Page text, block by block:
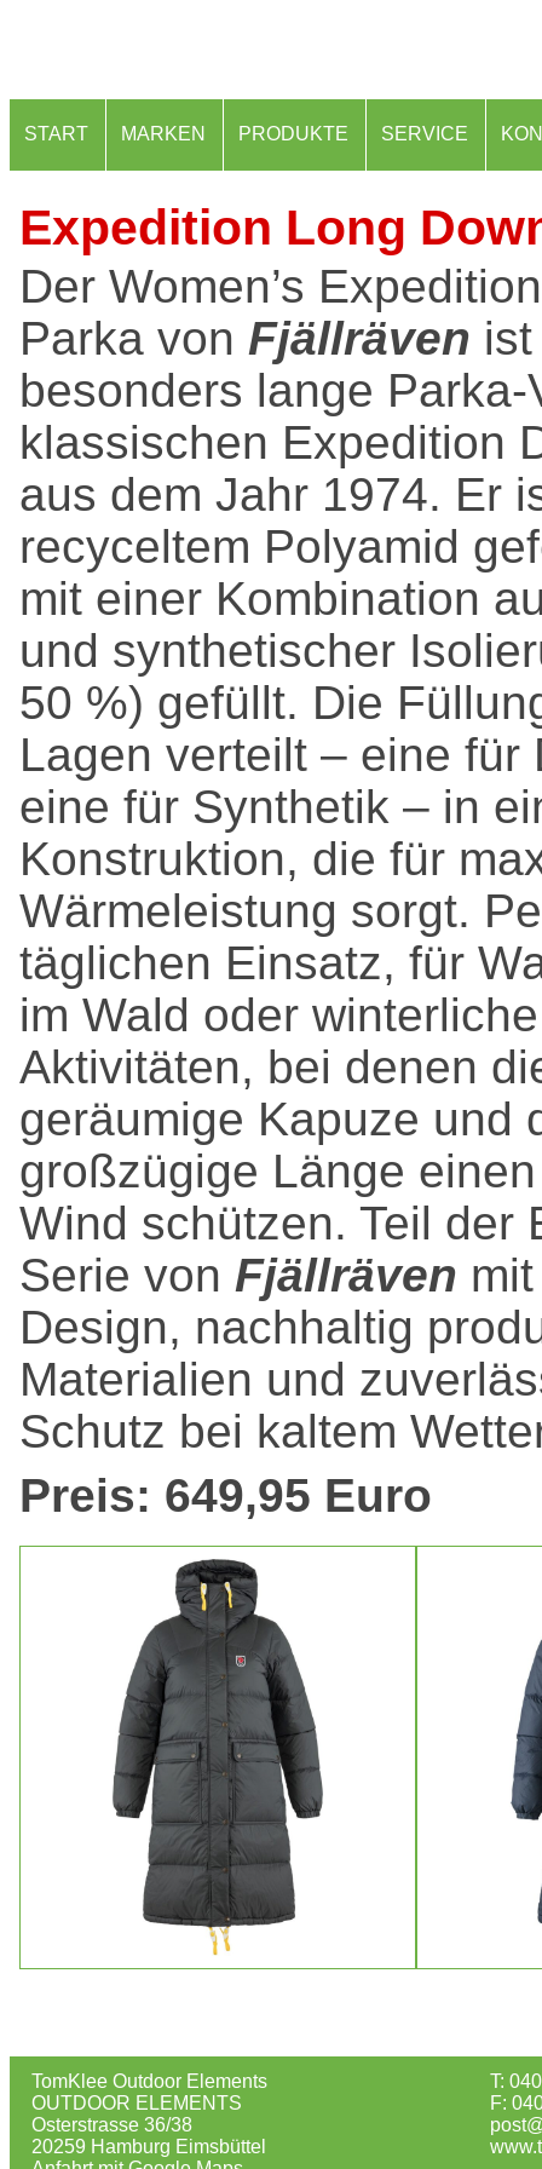
START MARKEN PRODUKTE SERVICE
Expedition Long
Der Women’s
Parka von Fjällräven
besonders lange Parka-
klassischen Expedition
aus dem Jahr 1974. Er
recyceltem Polyamid
mit einer Kombination
und synthetischer
50 %) gefüllt. Die
Lagen verteilt – eine für
eine für Synthetik – in
Konstruktion, die für
Wärmeleistung sorgt.
täglichen Einsatz, für
im Wald oder winterliche
Aktivitäten, bei denen
geräumige Kapuze und
großzügige Länge
Wind schützen. Teil der
Serie von Fjällräven
Design, nachhaltig
Materialien und
Schutz bei kaltem
Preis: 649,95 Euro
TomKlee Outdoor Elements
OUTDOOR ELEMENTS
Osterstrasse 36/38
20259 Hamburg Eimsbüttel
T:
F: